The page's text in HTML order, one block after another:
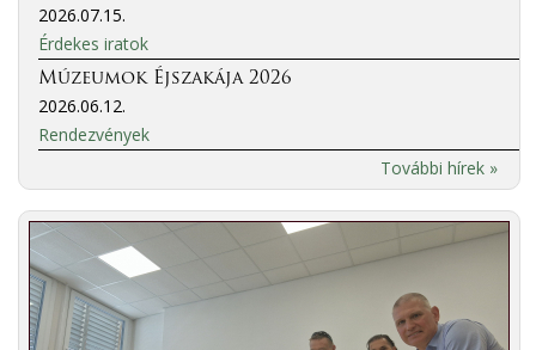
2026.07.15.
Érdekes iratok
Múzeumok Éjszakája 2026
2026.06.12.
Rendezvények
További hírek »